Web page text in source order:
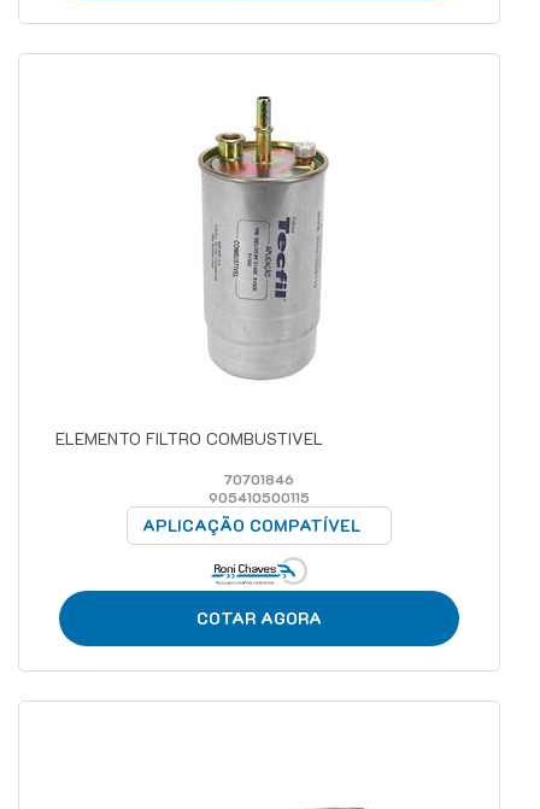
ELEMENTO FILTRO COMBUSTIVEL
70701846
905410500115
APLICAÇÃO COMPATÍVEL
COTAR AGORA